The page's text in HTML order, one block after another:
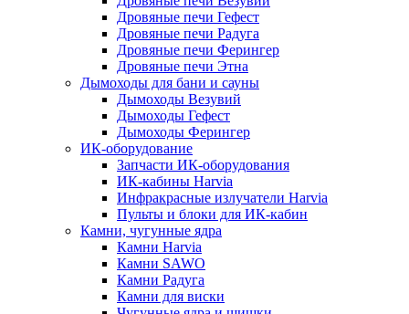
Дровяные печи Гефест
Дровяные печи Радуга
Дровяные печи Ферингер
Дровяные печи Этна
Дымоходы для бани и сауны
Дымоходы Везувий
Дымоходы Гефест
Дымоходы Ферингер
ИК-оборудование
Запчасти ИК-оборудования
ИК-кабины Harvia
Инфракрасные излучатели Harvia
Пульты и блоки для ИК-кабин
Камни, чугунные ядра
Камни Harvia
Камни SAWO
Камни Радуга
Камни для виски